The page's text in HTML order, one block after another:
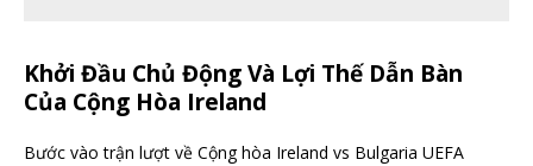
Khởi Đầu Chủ Động Và Lợi Thế Dẫn Bàn
Của Cộng Hòa Ireland
Bước vào trận lượt về Cộng hòa Ireland vs Bulgaria UEFA